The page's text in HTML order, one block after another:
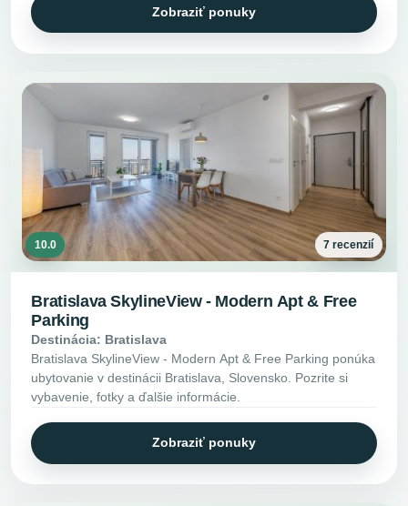
Zobraziť ponuky
10.0 7 recenzií
Bratislava SkylineView - Modern Apt & Free
Parking
Destinácia: Bratislava
Bratislava SkylineView - Modern Apt & Free Parking ponúka
ubytovanie v destinácii Bratislava, Slovensko. Pozrite si
vybavenie, fotky a ďalšie informácie.
Zobraziť ponuky